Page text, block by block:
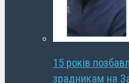
15 років
зрадникам на